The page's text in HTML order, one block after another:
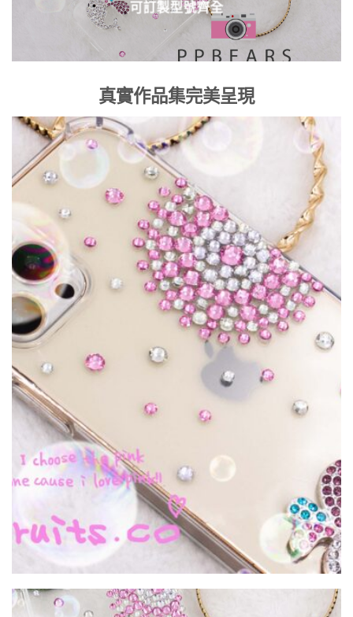
可訂製型號齊全
真實作品集完美呈現